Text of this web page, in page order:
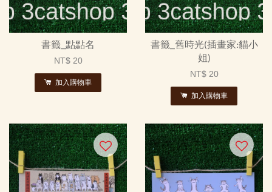
書籤_點點名
NT$ 20
加入購物車
書籤_舊時光(插畫家:貓小
姐)
NT$ 20
加入購物車